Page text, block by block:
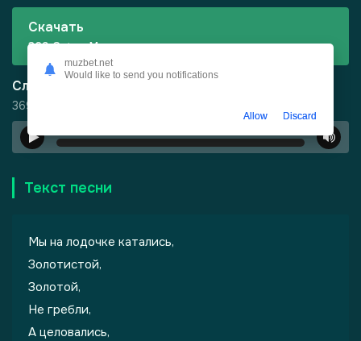
Скачать
369 Cats - Мы на лодочке катались
Слушать
369 Cats - Мы на лодочке катались
Текст песни
Мы на лодочке катались,
Золотистой,
Золотой,
Не гребли,
А целовались,
muzbet.net
Would like to send you notifications
Allow Discard